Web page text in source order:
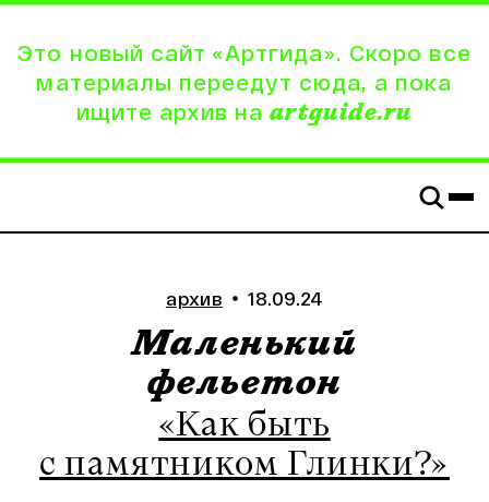
Это новый сайт «Артгида». Скоро все
материалы переедут сюда, а пока
ищите архив на artguide.ru
архив 18.09.24
Маленький
фельетон
«Как быть
с памятником Глинки?»